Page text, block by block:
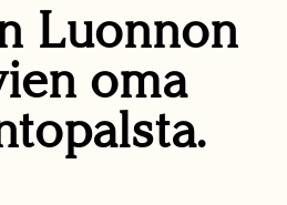
Luonnon
oma